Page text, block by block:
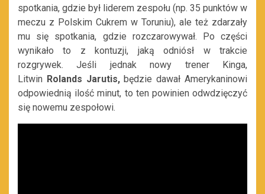
spotkania, gdzie był liderem zespołu (np. 35 punktów w
meczu z Polskim Cukrem w Toruniu), ale też zdarzały
mu się spotkania, gdzie rozczarowywał. Po części
wynikało to z kontuzji, jaką odniósł w trakcie
rozgrywek. Jeśli jednak nowy trener Kinga,
Litwin Rolands Jarutis,będzie dawał Amerykaninowi
odpowiednią ilość minut, to ten powinien odwdzięczyć
się nowemu zespołowi.